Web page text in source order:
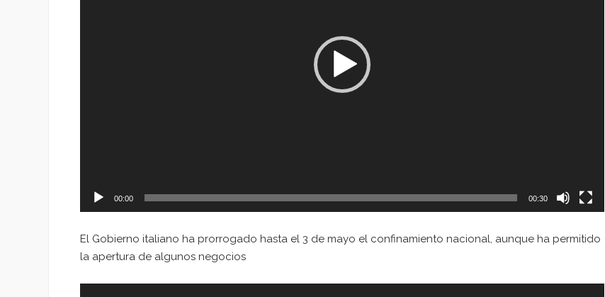
00:00 00:30
El Gobierno italiano ha prorrogado hasta el 3 de mayo el confinamiento nacional, aunque ha permitido
la apertura de algunos negocios